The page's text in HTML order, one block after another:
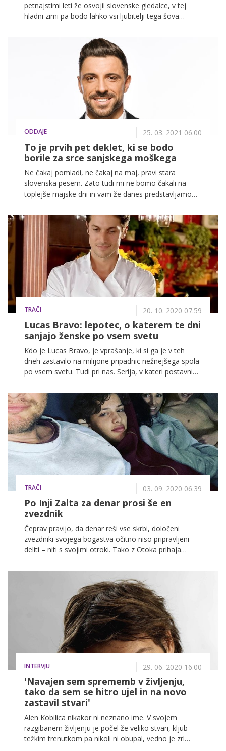
petnajstimi leti že osvojil slovenske gledalce, v tej
hladni zimi pa bodo lahko vsi ljubitelji tega šova
začeli snemati v Srbiji. Nova epizoda bo vsak dan na
voljo na VOYO, prvič že danes, le z enodnevnim
zamikom. In kdo so tekmovalci?
ODDAJE 25. 03. 2021 06.00
To je prvih pet deklet, ki se bodo
borile za srce sanjskega moškega
Ne čakaj pomladi, ne čakaj na maj, pravi stara
slovenska pesem. Zato tudi mi ne bomo čakali na
toplejše majske dni in vam že danes predstavljamo
pričakovanem šovu Sanjski moški tekmovale za srce
postavnega Gregorja Čeglaja. Ana, Anja, Kaja, Lara in
Polona v šov prihajajo vsaka s svojo taktiko in vsaka s
svojimi razlogi, a njihov cilj je enak: osvojiti sanjskega
moškega. Spoznajte jih.
TRAČI 20. 10. 2020 07.59
Lucas Bravo: lepotec, o katerem te dni
sanjajo ženske po vsem svetu
Kdo je Lucas Bravo, je vprašanje, ki si ga je v teh
dneh zastavilo na milijone pripadnic nežnejšega spola
po vsem svetu. Tudi pri nas. Serija, v kateri postavni
namreč osvojila tudi srca številnih Slovenk.
TRAČI 03. 09. 2020 06.39
Po Inji Zalta za denar prosi še en
zvezdnik
Čeprav pravijo, da denar reši vse skrbi, določeni
zvezdniki svojega bogastva očitno niso pripravljeni
deliti – niti s svojimi otroki. Tako z Otoka prihaja
Brazier svoje sledilce na TikToku prosil za denarno
pomoč, saj mora čez tri dni očetu, sicer slavnemu
britanskemu voditelju, plačati najemnino, ali pa ga bo
ta vrgel čez prag.
INTERVJU 29. 06. 2020 16.00
'Navajen sem sprememb v življenju,
tako da sem se hitro ujel in na novo
zastavil stvari'
Alen Kobilica nikakor ni neznano ime. V svojem
razgibanem življenju je počel že veliko stvari, kljub
težkim trenutkom pa nikoli ni obupal, vedno je zrl